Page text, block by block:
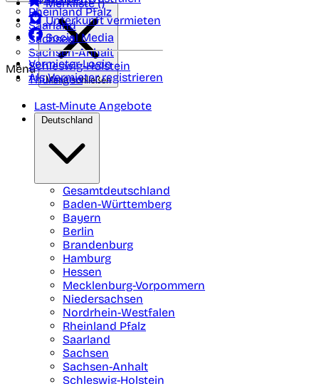
Rheinland Pfalz
Saarland
Sachsen
Sachsen-Anhalt
Schleswig-Holstein
Thüringen
Merkliste ()
Unterkunft vermieten
Social Media
Vermieter-Login
Als Vermieter registrieren
Menü
Menü schließen
Last-Minute Angebote
Deutschland
Gesamtdeutschland
Baden-Württemberg
Bayern
Berlin
Brandenburg
Hamburg
Hessen
Mecklenburg-Vorpommern
Niedersachsen
Nordrhein-Westfalen
Rheinland Pfalz
Saarland
Sachsen
Sachsen-Anhalt
Schleswig-Holstein